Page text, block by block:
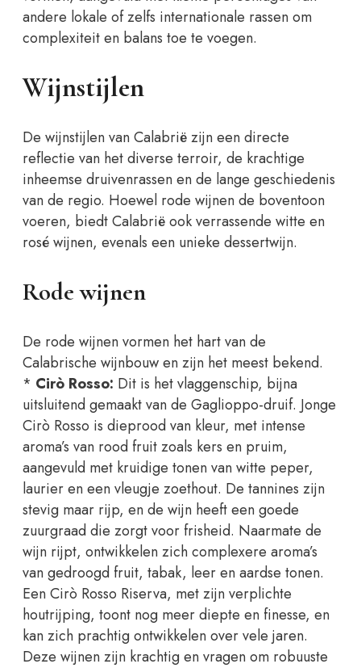
andere lokale of zelfs internationale rassen om
complexiteit en balans toe te voegen.
Wijnstijlen
De wijnstijlen van Calabrië zijn een directe
reflectie van het diverse terroir, de krachtige
inheemse druivenrassen en de lange geschiedenis
van de regio. Hoewel rode wijnen de boventoon
voeren, biedt Calabrië ook verrassende witte en
rosé wijnen, evenals een unieke dessertwijn.
Rode wijnen
De rode wijnen vormen het hart van de
Calabrische wijnbouw en zijn het meest bekend.
* Cirò Rosso: Dit is het vlaggenschip, bijna
uitsluitend gemaakt van de Gaglioppo-druif. Jonge
Cirò Rosso is dieprood van kleur, met intense
aroma’s van rood fruit zoals kers en pruim,
aangevuld met kruidige tonen van witte peper,
laurier en een vleugje zoethout. De tannines zijn
stevig maar rijp, en de wijn heeft een goede
zuurgraad die zorgt voor frisheid. Naarmate de
wijn rijpt, ontwikkelen zich complexere aroma’s
van gedroogd fruit, tabak, leer en aardse tonen.
Een Cirò Rosso Riserva, met zijn verplichte
houtrijping, toont nog meer diepte en finesse, en
kan zich prachtig ontwikkelen over vele jaren.
Deze wijnen zijn krachtig en vragen om robuuste